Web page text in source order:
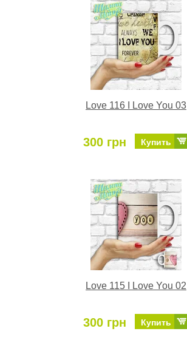
Love 116 I Love You 03
300 грн Купить
Love 115 I Love You 02
300 грн Купить